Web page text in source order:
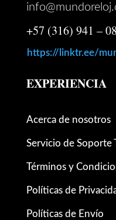
+57 (316) 941 –
https://linktr.ee/
EXPERIENCIA
Acerca de nosotros
Servicio de Soporte
Términos y
Políticas de
Políticas de Envío